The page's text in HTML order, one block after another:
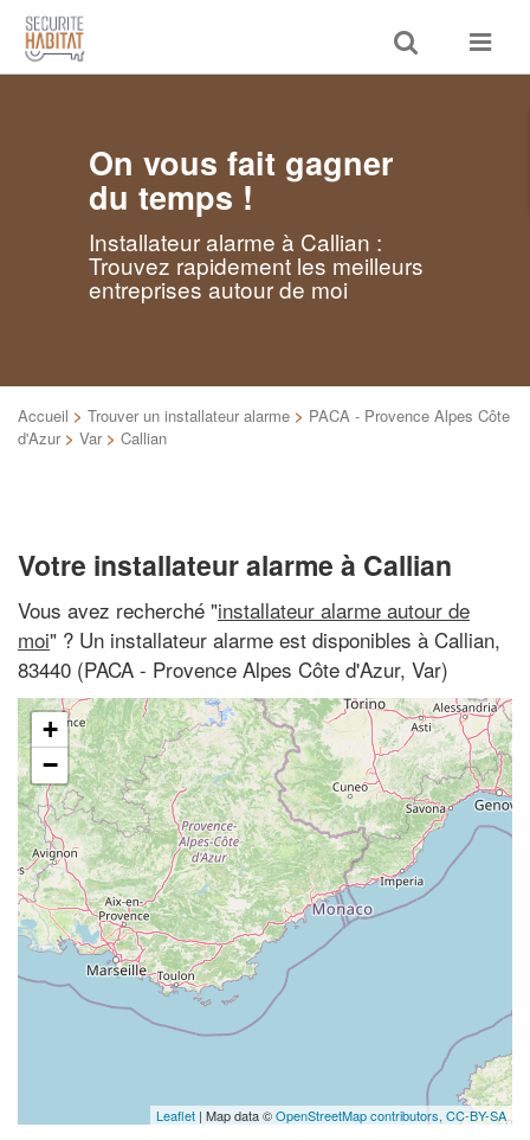
Toggle
search
Toggle
On vous fait gagner
du temps !
Installateur alarme à Callian :
Trouvez rapidement les meilleurs
entreprises autour de moi
Accueil > Trouver un installateur alarme > PACA - Provence Alpes Côte
d'Azur > Var > Callian
Votre installateur alarme à Callian
Vous avez recherché "installateur alarme autour de
moi" ? Un installateur alarme est disponibles à Callian,
83440 (PACA - Provence Alpes Côte d'Azur, Var)
+
−
Leaflet | Map data ©OpenStreetMap contributors, CC-BY-SA